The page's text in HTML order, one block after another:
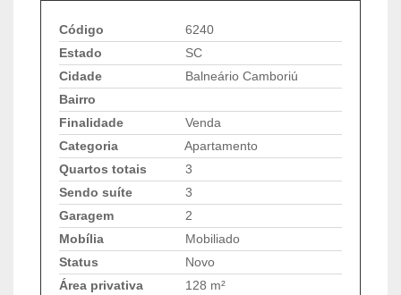
Código
6240
Estado
SC
Cidade
Balneário Camboriú
Bairro
Finalidade
Venda
Categoria
Apartamento
Quartos totais
3
Sendo suíte
3
Garagem
2
Mobília
Mobiliado
Status
Novo
Área privativa
128 m²